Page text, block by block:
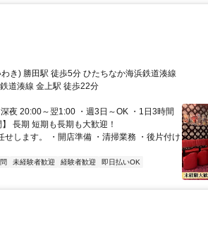
き) 勝田駅 徒歩5分 ひたちなか海浜鉄道湊線
道湊線 金上駅 徒歩22分
夜 20:00～翌1:00 ・週3日～OK ・1日3時間
長期 短期も長期も大歓迎！
します。 ・開店準備 ・清掃業務 ・後片付け
未経験者歓迎 経験者歓迎
即日払いOK